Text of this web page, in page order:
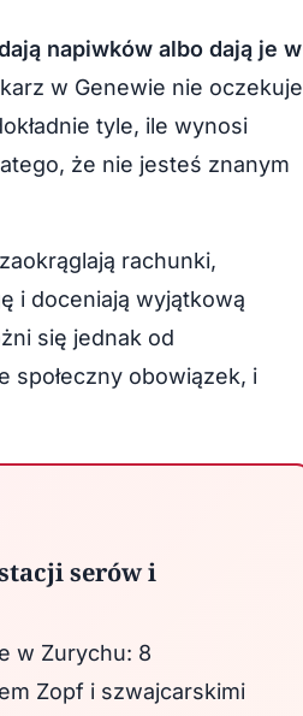
napiwków albo dają je w
w Genewie nie oczekuje
tyle, ile wynosi
że nie jesteś znanym
rachunki,
i doceniają wyjątkową
się jednak od
obowiązek, i
serów i
w Zurychu: 8
Zopf i szwajcarskimi